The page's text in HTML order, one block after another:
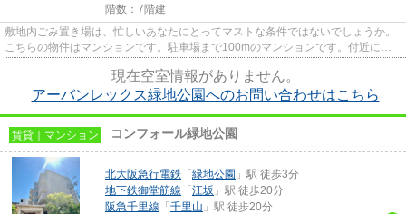
階数：7階建
敷地内ごみ置き場は、忙しいあなたにとってマストな条件ではないでしょうか。
こちらの物件はマンションです。駐車場まで100mのマンションです。付近に駅
現在空室情報がありません。
アーバンレックス緑地公園へのお問い合わせはこちら
賃貸｜マンション コンフォール緑地公園
北大阪急行電鉄 「 緑地公園 」駅 徒歩3分
地下鉄御堂筋線 「 江坂 」駅 徒歩20分
阪急千里線 「 千里山 」駅 徒歩20分